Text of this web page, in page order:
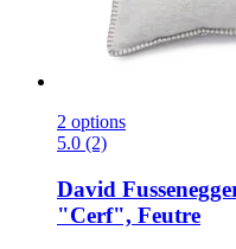
2 options
5.0 (2)
David
"Cerf", Feutre